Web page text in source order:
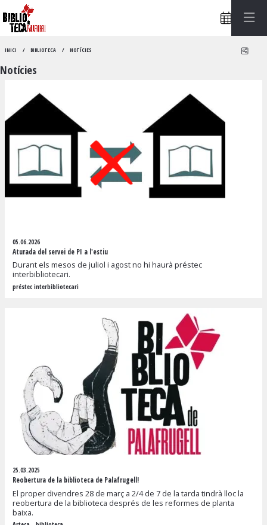
INICI BIBLIOTECA NOTÍCIES
Notícies
05.06.2026
Aturada del servei de PI a l'estiu
Durant els mesos de juliol i agost no hi haurà préstec
interbibliotecari.
préstec interbibliotecari
25.03.2025
Reobertura de la biblioteca de Palafrugell!
El proper divendres 28 de març a 2/4 de 7 de la tarda tindrà lloc la
reobertura de la biblioteca després de les reformes de planta
baixa.